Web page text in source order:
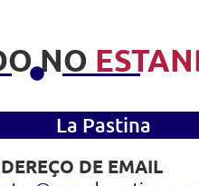
NO
La Pastina
DE EMAIL